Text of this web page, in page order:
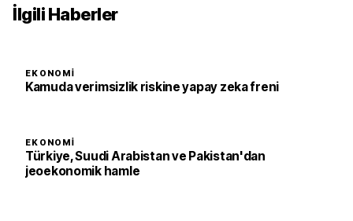
İlgili Haberler
EKONOMI
Kamuda verimsizlik riskine yapay zeka freni
EKONOMI
Türkiye, Suudi Arabistan ve Pakistan'dan
jeoekonomik hamle